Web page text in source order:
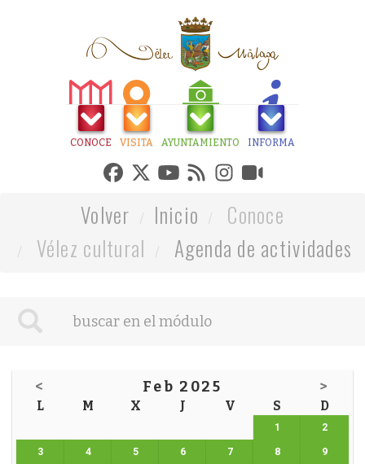
CONOCE VISITA AYUNTAMIENTO INFORMA
Volver Inicio
Conoce
Vélez cultural
Agenda de actividades
< Feb 2025 >
L M X J V S D
1 2
3 4 5 6 7 8 9